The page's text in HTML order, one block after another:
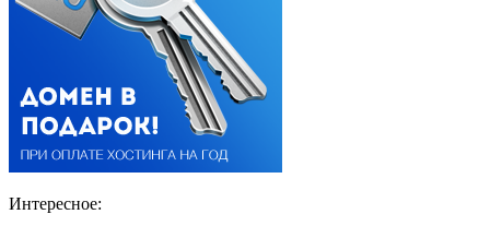
Интересное: